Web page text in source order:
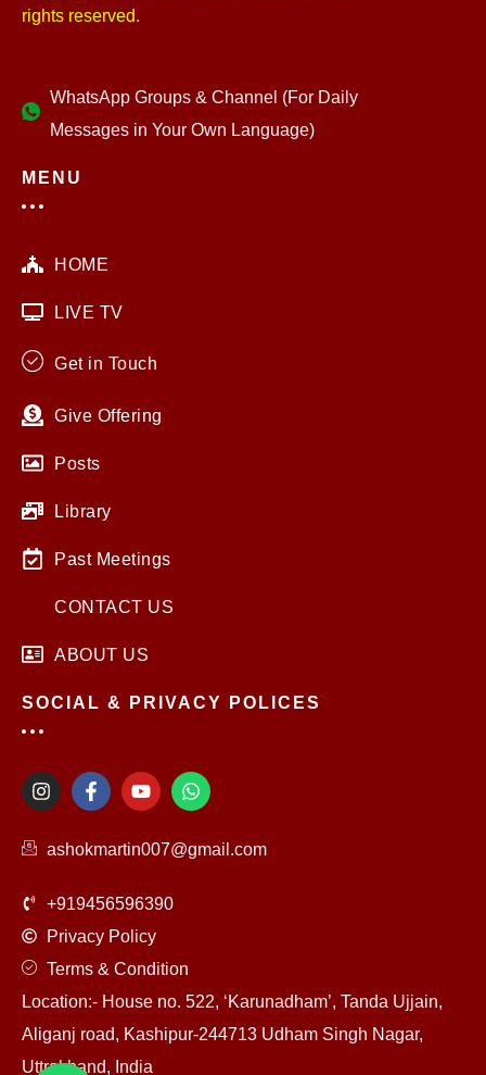
rights reserved.
WhatsApp Groups & Channel (For Daily
Messages in Your Own Language)
MENU
HOME
LIVE TV
Get in Touch
Give Offering
Posts
Library
Past Meetings
CONTACT US
ABOUT US
SOCIAL & PRIVACY POLICES
I
n
a
m
F
a
b
o
k
-
Y
o
t
u
e
W
h
s
ashokmartin007@gmail.com
+919456596390
Privacy Policy
Terms & Condition
Location:- House no. 522, ‘Karunadham’, Tanda Ujjain,
Aliganj road, Kashipur-244713 Udham Singh Nagar,
Uttrakhand, India